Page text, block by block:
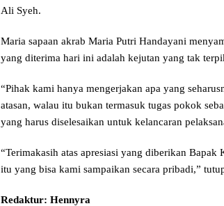
Ali Syeh.
Maria sapaan akrab Maria Putri Handayani
yang diterima hari ini adalah kejutan yang tak
“Pihak kami hanya mengerjakan apa yang
atasan, walau itu bukan termasuk tugas pokok
yang harus diselesaikan untuk kelancaran
“Terimakasih atas apresiasi yang diberikan
itu yang bisa kami sampaikan secara pribadi,”
Redaktur: Hennyra